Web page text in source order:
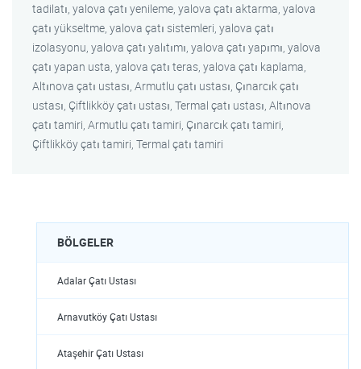
tadilatı, yalova çatı yenileme, yalova çatı aktarma, yalova
çatı yükseltme, yalova çatı sistemleri, yalova çatı
izolasyonu, yalova çatı yalıtımı, yalova çatı yapımı, yalova
çatı yapan usta, yalova çatı teras, yalova çatı kaplama,
Altınova çatı ustası, Armutlu çatı ustası, Çınarcık çatı
ustası, Çiftlikköy çatı ustası, Termal çatı ustası, Altınova
çatı tamiri, Armutlu çatı tamiri, Çınarcık çatı tamiri,
Çiftlikköy çatı tamiri, Termal çatı tamiri
BÖLGELER
Adalar Çatı Ustası
Arnavutköy Çatı Ustası
Ataşehir Çatı Ustası